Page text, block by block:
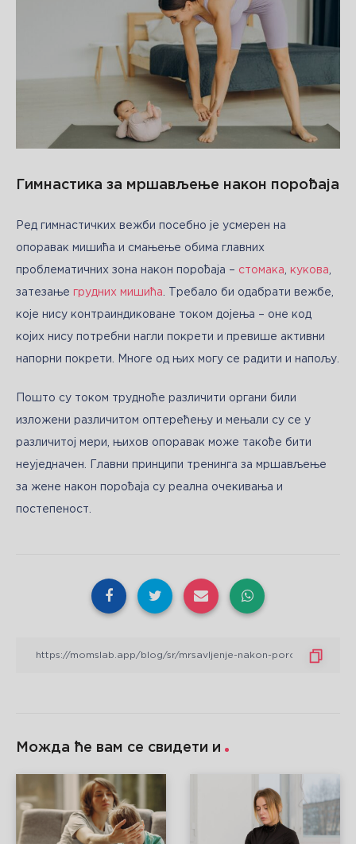
Гимнастика за мршављење након порођаја
Ред гимнастичких вежби посебно је усмерен на
опоравак мишића и смањење обима главних
проблематичних зона након порођаја – стомака кукова
затезање грудних мишића . Требало би одабрати вежбе,
које нису контраиндиковане током дојења – оне код
којих нису потребни нагли покрети и превише активни
напорни покрети. Многе од њих могу се радити и напољу.
Пошто су током трудноће различити органи били
изложени различитом оптерећењу и мењали су се у
различитој мери, њихов опоравак може такође бити
неуједначен. Главни принципи тренинга за мршављење
за жене након порођаја су реална очекивања и
постепеност.
Можда ће вам се свидети и